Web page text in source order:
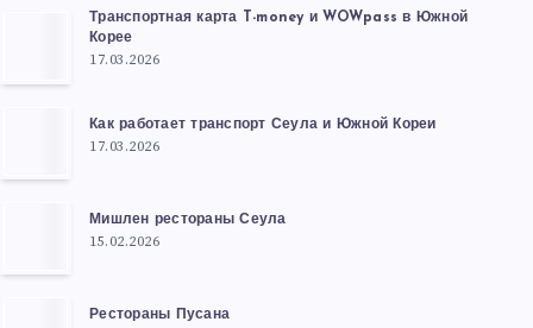
Транспортная карта T-money и WOWpass в Южной
Корее
17.03.2026
Как работает транспорт Сеула и Южной Кореи
17.03.2026
Мишлен рестораны Сеула
15.02.2026
Рестораны Пусана